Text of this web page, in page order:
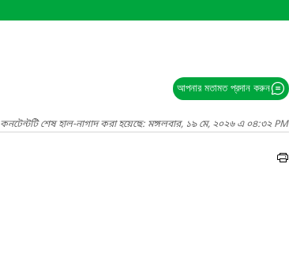
আপনার মতামত প্রদান করুন
কনটেন্টটি শেষ হাল-নাগাদ করা হয়েছে: মঙ্গলবার, ১৯ মে, ২০২৬ এ ০৪:৩২ PM